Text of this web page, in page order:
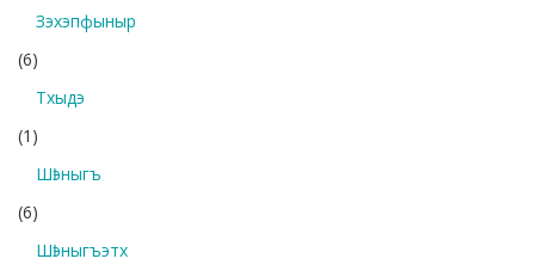
Зэхэпфыныр
(6)
Тхыдэ
(1)
Шӏэныгъ
(6)
Шӏэныгъэтх